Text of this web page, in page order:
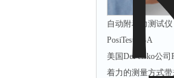
自动附着力测试
PosiTestAT-A
美国DeFelsko公
着力的测量方式